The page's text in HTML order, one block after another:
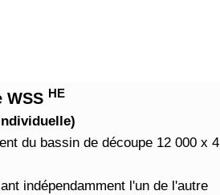
WSS HE
du bassin de découpe 12 000 x 4
indépendamment l'un de l'autre